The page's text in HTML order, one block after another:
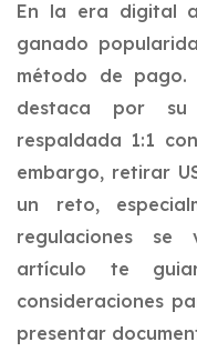
En la era digital
ganado
método de pago.
destaca por
respaldada 1:1
embargo, retirar
un reto,
regulaciones se
artículo te
consideraciones
presentar